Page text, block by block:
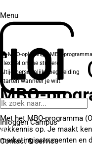
Menu
Inloggen Campus
Contact& service
MBO-opleidingenMBO-
Flexibel online studeren
Altijd persoonlijke begeleiding
Starten wanneer je wilt
MBO-
Met het MBO-programma
vakkennis op. Je maakt
marketinginstrumenten en